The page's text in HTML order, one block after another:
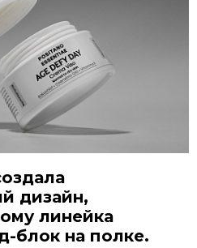
дизайн,
линейка
блок на полке.